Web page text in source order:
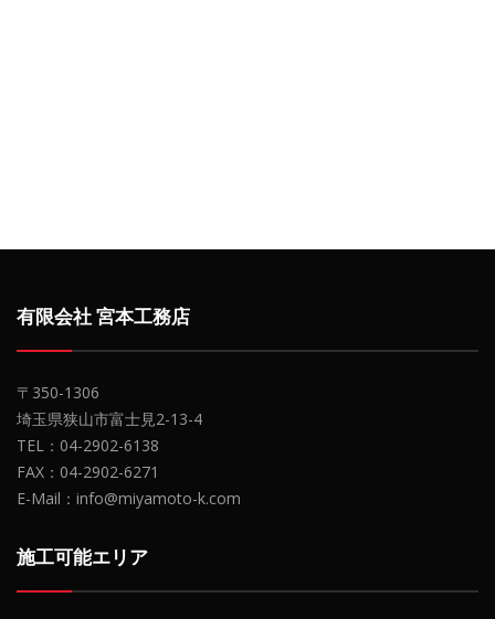
有限会社 宮本工務店
〒350-1306
埼玉県狭山市富士見2-13-4
TEL：04-2902-6138
FAX：04-2902-6271
E-Mail：info@miyamoto-k.com
施工可能エリア